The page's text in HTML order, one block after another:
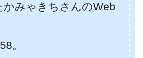
かみゃきちさんのWeb
。